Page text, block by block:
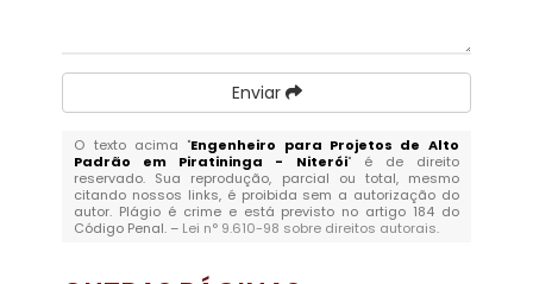
Enviar
O texto acima "Engenheiro para Projetos de Alto
Padrão em Piratininga - Niterói" é de direito
reservado. Sua reprodução, parcial ou total, mesmo
citando nossos links, é proibida sem a autorização do
autor. Plágio é crime e está previsto no artigo 184 do
Código Penal. – Lei n° 9.610-98 sobre direitos autorais.